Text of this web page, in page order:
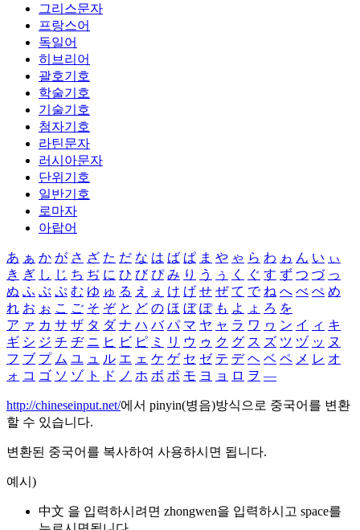
그리스문자
프랑스어
독일어
히브리어
괄호기호
학술기호
기술기호
첨자기호
라틴문자
러시아문자
단위기호
일반기호
로마자
아랍어
あ ぁ か が さ ざ た だ な は ば ぱ ま や ゃ ら わ ゎ ん い ぃ
き ぎ し じ ち ぢ に ひ び ぴ み り う ぅ く ぐ す ず つ づ っ
ぬ ふ ぶ ぷ む ゆ ゅ る え ぇ け げ せ ぜ て で ね へ べ ぺ め
れ お ぉ こ ご そ ぞ と ど の ほ ぼ ぽ も よ ょ ろ を
ア ァ カ サ ザ タ ダ ナ ハ バ パ マ ヤ ャ ラ ワ ヮ ン イ ィ キ
ギ シ ジ チ ヂ ニ ヒ ビ ピ ミ リ ウ ゥ ク グ ス ズ ツ ヅ ッ ヌ
フ ブ プ ム ユ ュ ル エ ェ ケ ゲ セ ゼ テ デ ヘ ベ ペ メ レ オ
ォ コ ゴ ソ ゾ ト ド ノ ホ ボ ポ モ ヨ ョ ロ ヲ ―
http://chineseinput.net/에서 pinyin(병음)방식으로 중국어를 변환
할 수 있습니다.
변환된 중국어를 복사하여 사용하시면 됩니다.
예시)
中文 을 입력하시려면 zhongwen을 입력하시고 space를